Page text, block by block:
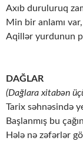
Axıb duruluruq
Min bir anlamı
Aqillər yurdunun
DAĞLAR
(Dağlara xitabən
Tarix səhnəsində
Başlanmış bu
Hələ nə zəfərlər